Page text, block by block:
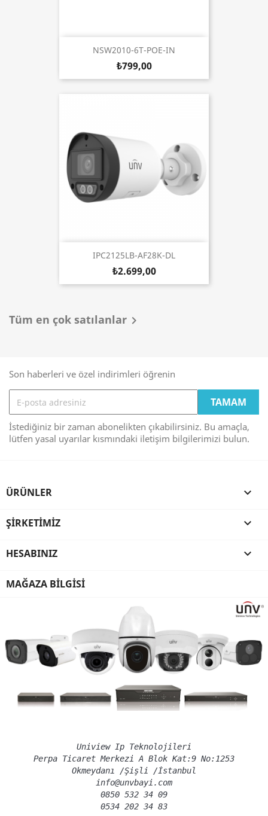
NSW2010-6T-POE-IN
₺799,00
IPC2125LB-AF28K-DL
₺2.699,00
Tüm en çok satılanlar 
Son haberleri ve özel indirimleri öğrenin
İstediğiniz bir zaman abonelikten çıkabilirsiniz. Bu amaçla,
lütfen yasal uyarılar kısmındaki iletişim bilgilerimizi bulun.
ÜRÜNLER 
ŞIRKETIMIZ 
HESABINIZ 
MAĞAZA BILGISI
Uniview Ip Teknolojileri
Perpa Ticaret Merkezi A Blok Kat:9 No:1253
Okmeydanı /Şişli /İstanbul
info@unvbayi.com
0850 532 34 09
0534 202 34 83